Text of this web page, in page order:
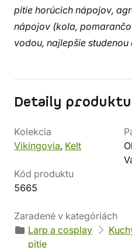
pitie horúcich nápojov,
nápojov (kola,
vodou, najlepšie
Detaily produktu
Kolekcia
Vikingovia, Kelt
Kód produktu
5665
Zaradené v kategóriách
Larp a cosplay
pitie